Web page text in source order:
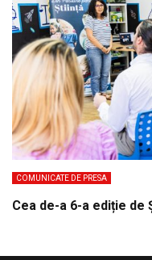
COMUNICATE DE PRESA
Cea de-a 6-a ediție de